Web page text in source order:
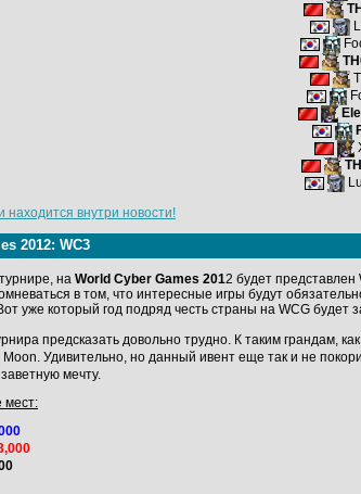
находится внутри новости!
2012: WC3
на World Cyber Games 2012 будет
в том, что интересные игры будут
уже который год подряд честь страны на WCG будет
предсказать довольно трудно. К таким грандам, как
Moon. Удивительно, но данный ивент еще так и не
мечту.
мест: